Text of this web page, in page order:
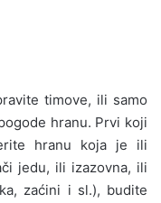
timove, ili samo
hranu. Prvi koji
hranu koja je ili
jedu, ili izazovna, ili
zaćini i sl.), budite